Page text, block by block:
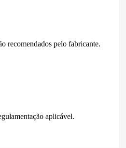
recomendados pelo fabricante.
aplicável.